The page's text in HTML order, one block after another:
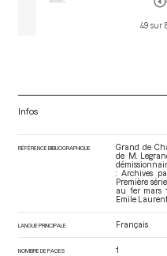
49 sur
Infos
RÉFÉRENCE BIBLIOGRAPHIQUE
Grand de
de M.
: Archives
Première
au 1er mars
Emile Laurent.
LANGUE PRINCIPALE Français
NOMBRE DE PAGES 1